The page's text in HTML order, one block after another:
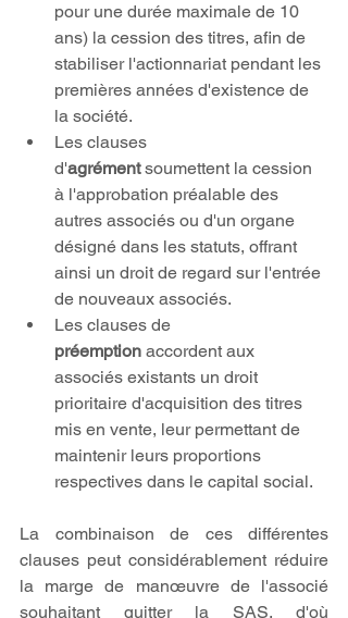
pour une durée maximale de 10
ans) la cession des titres, afin de
stabiliser l'actionnariat pendant les
premières années d'existence de
la société.
Les clauses
d'agrément soumettent la cession
à l'approbation préalable des
autres associés ou d'un organe
désigné dans les statuts, offrant
ainsi un droit de regard sur l'entrée
de nouveaux associés.
Les clauses de
préemption accordent aux
associés existants un droit
prioritaire d'acquisition des titres
mis en vente, leur permettant de
maintenir leurs proportions
respectives dans le capital social.
La combinaison de ces différentes
clauses peut considérablement réduire
la marge de manœuvre de l'associé
souhaitant quitter la SAS, d'où